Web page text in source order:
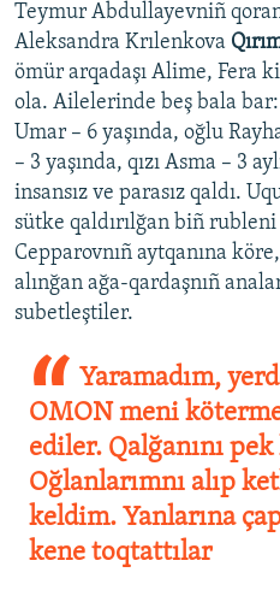
Teymur Abdullayevniñ
Aleksandra Krılenkova
ömür arqadaşı Alime, Fera
ola. Ailelerinde beş bala
Umar – 6 yaşında, oğlu
– 3 yaşında, qızı Asma – 3
insansız ve parasız qaldı.
sütke qaldırılğan biñ
Cepparovnıñ aytqanına
alınğan ağa-qardaşnıñ
subetleştiler.
Yaramadım,
OMON meni
ediler. Qalğanını
Oğlanlarımnı alıp
keldim. Yanlarına
kene toqtattılar